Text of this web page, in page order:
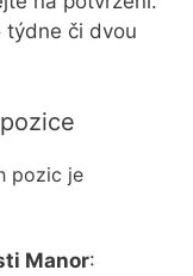
týdne či dvou
pozic je
Manor: